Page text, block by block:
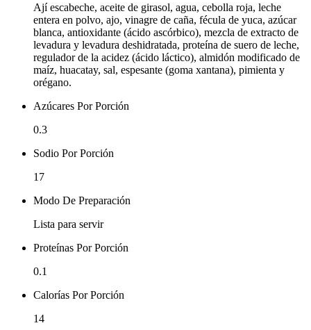
Ají escabeche, aceite de girasol, agua, cebolla roja, leche
entera en polvo, ajo, vinagre de caña, fécula de yuca, azúcar
blanca, antioxidante (ácido ascórbico), mezcla de extracto de
levadura y levadura deshidratada, proteína de suero de leche,
regulador de la acidez (ácido láctico), almidón modificado de
maíz, huacatay, sal, espesante (goma xantana), pimienta y
orégano.
Azúcares Por Porción
0.3
Sodio Por Porción
17
Modo De Preparación
Lista para servir
Proteínas Por Porción
0.1
Calorías Por Porción
14